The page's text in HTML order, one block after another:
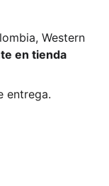
Western
en tienda
entrega.